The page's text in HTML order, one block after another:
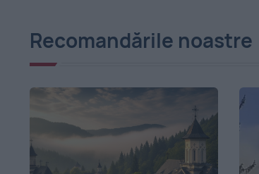
Recomandările noastre